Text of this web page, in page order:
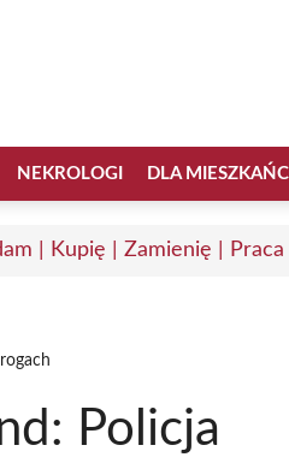
NEKROLOGI DLA
| Kupię | Zamienię | Praca
Policja